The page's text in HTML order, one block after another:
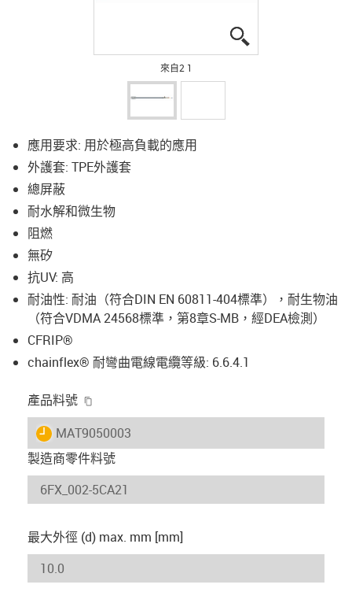
來自2 1
應用要求: 用於極高負載的應用
外護套: TPE外護套
總屏蔽
耐水解和微生物
阻燃
無矽
抗UV: 高
耐油性: 耐油（符合DIN EN 60811-404標準），耐生物油
（符合VDMA 24568標準，第8章S-MB，經DEA檢測）
CFRIP®
chainflex® 耐彎曲電線電纜等級: 6.6.4.1
產品料號
igus-icon-lieferzeit
MAT9050003
製造商零件料號
最大外徑 (d) max. mm [mm]